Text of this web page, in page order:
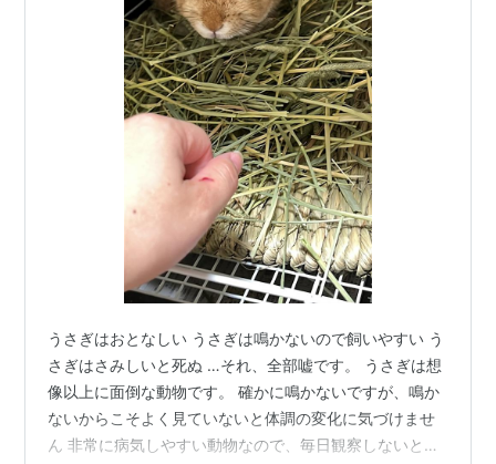
うさぎはおとなしい うさぎは鳴かないので飼いやすい う
さぎはさみしいと死ぬ …それ、全部嘘です。 うさぎは想
像以上に面倒な動物です。 確かに鳴かないですが、鳴か
ないからこそよく見ていないと体調の変化に気づけませ
ん 非常に病気しやすい動物なので、毎日観察しないとち